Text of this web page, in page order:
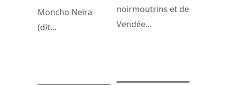
Moncho Neira
(dit...
noirmoutrins et de
Vendée...